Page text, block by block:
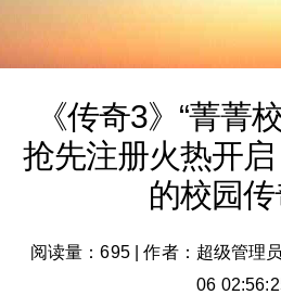
《传奇3》“菁菁
抢先注册火热开
的校园传
阅读量：695|作者：超级管理员
06